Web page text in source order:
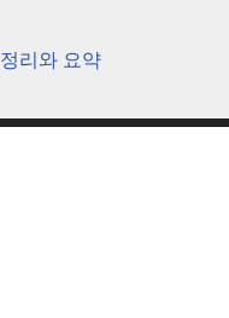
정리와 요약